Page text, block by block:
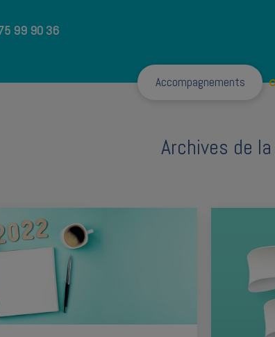
99 90 36
Accompagnements
Archives de